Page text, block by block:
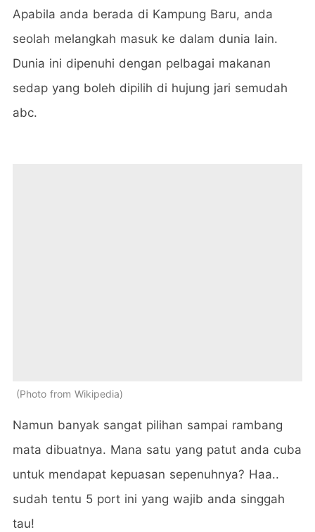
Apabila anda berada di Kampung Baru, anda
seolah melangkah masuk ke dalam dunia lain.
Dunia ini dipenuhi dengan pelbagai makanan
sedap yang boleh dipilih di hujung jari semudah
abc.
Photo from Wikipedia
Namun banyak sangat pilihan sampai rambang
mata dibuatnya. Mana satu yang patut anda cuba
untuk mendapat kepuasan sepenuhnya? Haa..
sudah tentu 5 port ini yang wajib anda singgah
tau!